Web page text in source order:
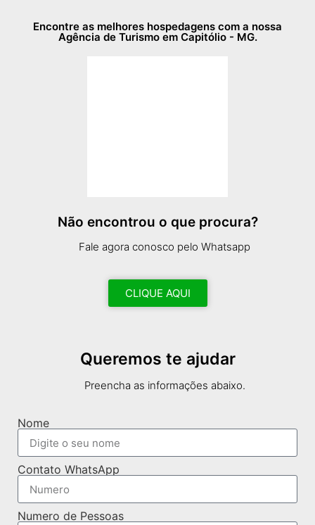
Encontre as melhores hospedagens com a nossa
Agência de Turismo em Capitólio - MG.
Não encontrou o que procura?
Fale agora conosco pelo Whatsapp
CLIQUE AQUI
Queremos te ajudar
Preencha as informações abaixo.
Nome
Contato WhatsApp
Numero de Pessoas